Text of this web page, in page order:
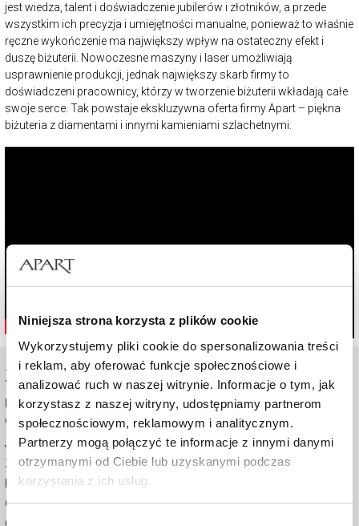
Niniejsza strona korzysta z plików cookie
Wykorzystujemy pliki cookie do spersonalizowania treści
i reklam, aby oferować funkcje społecznościowe i
analizować ruch w naszej witrynie. Informacje o tym, jak
korzystasz z naszej witryny, udostępniamy partnerom
społecznościowym, reklamowym i analitycznym.
Partnerzy mogą połączyć te informacje z innymi danymi
otrzymanymi od Ciebie lub uzyskanymi podczas
korzystania z ich usług.
jest wiedza, talent i doświadczenie jubilerów i złotników, a przede
wszystkim ich precyzja i umiejętności manualne, ponieważ to właśnie
ręczne wykończenie ma największy wpływ na ostateczny efekt i
duszę biżuterii. Nowoczesne maszyny i laser umożliwiają
usprawnienie produkcji, jednak największy skarb firmy to
doświadczeni pracownicy, którzy w tworzenie biżuterii wkładają całe
swoje serce. Tak powstaje ekskluzywna oferta firmy Apart – piękna
biżuteria z diamentami i innymi kamieniami szlachetnymi.
ZAKUPY ONLINE
Pomoc - częste pytania
Wysyłka i płatność
Jak kupować
Zwrot
Regulamin
Certyfikaty
Odstąpienie od umowy